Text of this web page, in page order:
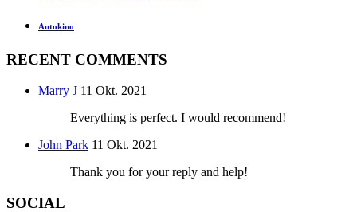
Autokino
RECENT COMMENTS
Marry J 11 Okt. 2021
Everything is perfect. I would recommend!
John Park 11 Okt. 2021
Thank you for your reply and help!
SOCIAL